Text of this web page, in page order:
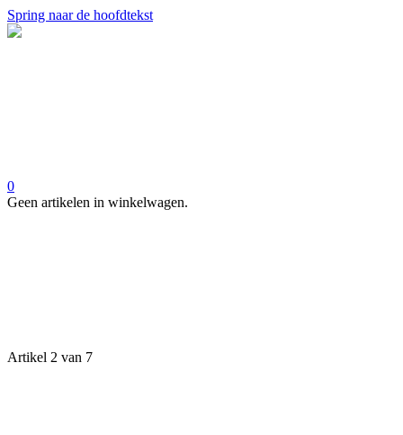
Spring naar de hoofdtekst
0
Geen artikelen in winkelwagen.
Artikel 2 van 7